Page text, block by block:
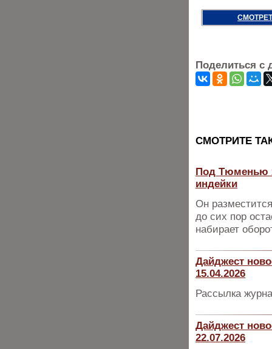
Поделиться с
CМОТРИТЕ
Под Тюменью
индейки
Он
до сих пор
набирает
Дайджест
15.04.2026
Рассылка
Дайджест
22.07.2026